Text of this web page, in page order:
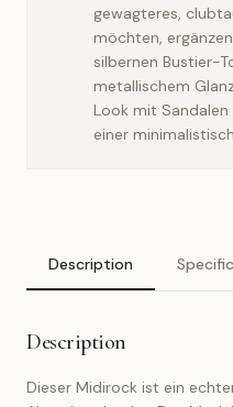
gewagteres,
möchten,
silbernen Bustier-
metallischem
Look mit
einer
Description
Description
Dieser Midirock ist ein